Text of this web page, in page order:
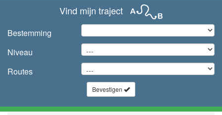
Vind mijn traject
Bestemming
Niveau
Routes
Bevestigen